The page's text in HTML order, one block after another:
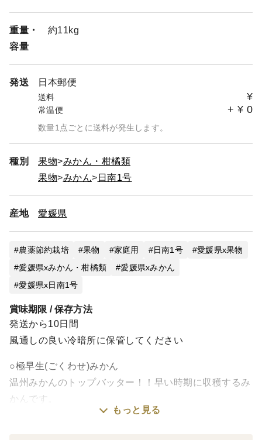
重量・
容量
約11kg
発送 日本郵便
送料 ¥
常温便 + ¥ 0
数量1点ごとに送料が発生します。
種別 果物
みかん・柑橘類
果物
みかん 日南1号
産地 愛媛県
農薬節約栽培 果物 家庭用 日南1号
愛媛県x果物
愛媛県xみかん・柑橘類
愛媛県xみかん
愛媛県x日南1号
賞味期限 / 保存方法
発送から10日間
風通しの良い冷暗所に保管してください
○極早生(ごくわせ)みかん
温州みかんのトップバッター！！早い時期に収穫するみ
かんです。
見た目は青く、優しい甘さと酸味のある味が特徴です。
もっと見る